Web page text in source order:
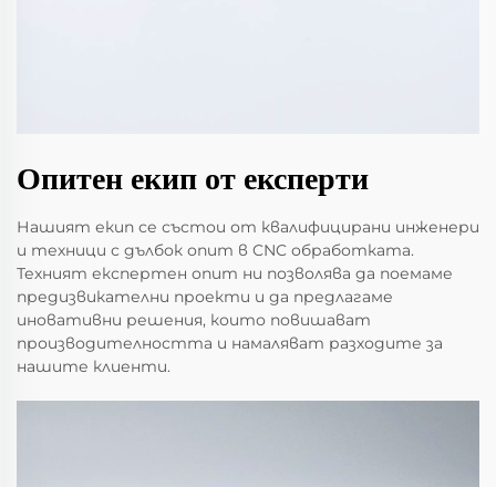
Опитен екип от експерти
Нашият екип се състои от квалифицирани инженери
и техници с дълбок опит в CNC обработката.
Техният експертен опит ни позволява да поемаме
предизвикателни проекти и да предлагаме
иновативни решения, които повишават
производителността и намаляват разходите за
нашите клиенти.